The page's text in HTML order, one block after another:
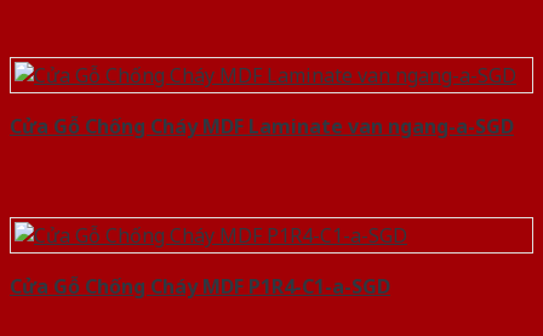
Cửa Gỗ Chống Cháy MDF Laminate van ngang-a-SGD
Cửa Gỗ Chống Cháy MDF P1R4-C1-a-SGD